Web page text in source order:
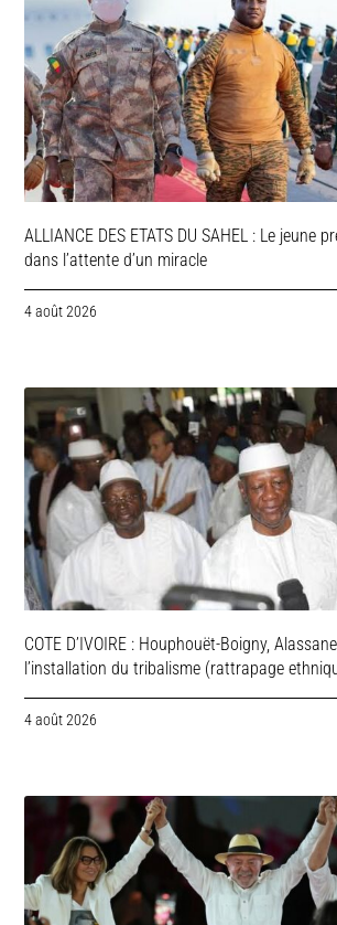
ALLIANCE DES ETATS DU SAHEL : Le jeune
dans l’attente d’un miracle
4 août 2026
COTE D’IVOIRE : Houphouët-Boigny,
l’installation du tribalisme (rattrapage
4 août 2026